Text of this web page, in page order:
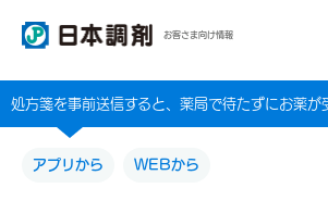
お客さま向け情報
処方箋を事前送信すると、薬局で待たずにお薬が
アプリから WEBから